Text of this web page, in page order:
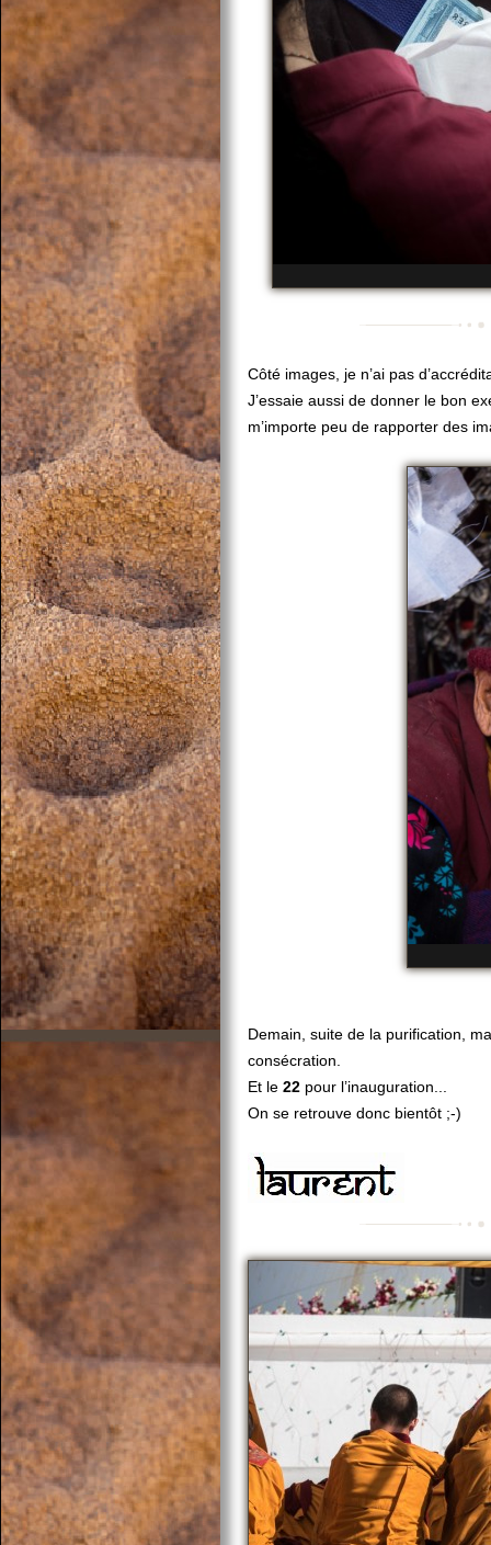
Côté images, je n’ai pas
J’essaie aussi de donner le bon
m’importe peu de rapporter des
Demain, suite de la purification,
consécration.
Et le 22 pour l’inauguration...
On se retrouve donc bientôt ;-)